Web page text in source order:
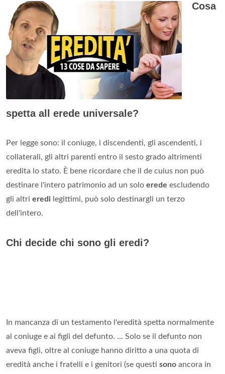
Cosa
spetta all erede universale?
Per legge sono: il coniuge, i discendenti, gli ascendenti, i
collaterali, gli altri parenti entro il sesto grado altrimenti
eredita lo stato. È bene ricordare che il de cuius non può
destinare l'intero patrimonio ad un solo erede escludendo
gli altri eredi legittimi, può solo destinargli un terzo
dell'intero.
Chi decide chi sono gli eredi?
In mancanza di un testamento l'eredità spetta normalmente
al coniuge e ai figli del defunto. ... Solo se il defunto non
aveva figli, oltre al coniuge hanno diritto a una quota di
eredità anche i fratelli e i genitori (se questi sono ancora in